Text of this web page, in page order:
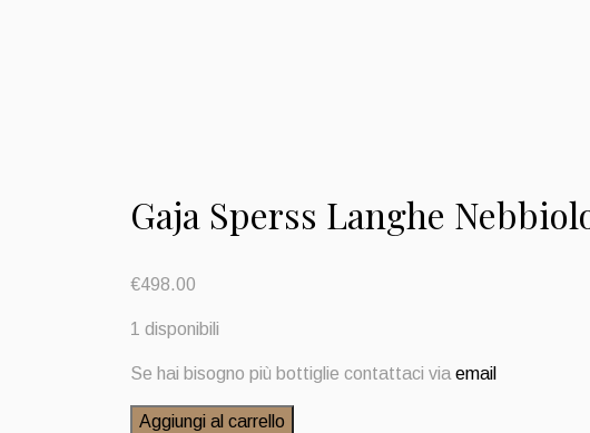
Gaja Sperss Langhe
€498.00
1 disponibili
Se hai bisogno più bottiglie contattaci via email
Gaja
Aggiungi al carrello